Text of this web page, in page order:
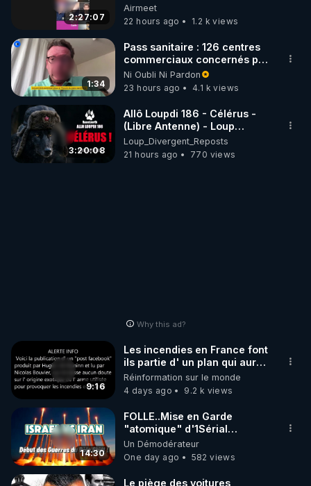
2:27:07
Airmeet
22 hours ago
1.2 k views
1:34
Pass sanitaire : 126 centres
commerciaux concernés par
l'obligation dans toute la
France
Ni Oubli Ni Pardon
23 hours ago
4.1 k views
3:20:08
Allô Loupdi 186 - Célérus -
(Libre Antenne) - Loup
Divergent 2026.08.06
Loup_Divergent_Reposts
21 hours ago
770 views
Why this ad?
9:16
Les incendies en France font
ils partie d' un plan qui aurait
débuté le 11 septembre 2001
?
Réinformation sur le monde
4 days ago
9.2 k views
14:30
FOLLE..Mise en Garde
"atomique" d'1Sérial
Lanceur d'ALERTES
combinant
"Théories"&"Faits
Accomplis"
Un Démodérateur
One day ago
582 views
Le piège des voitures